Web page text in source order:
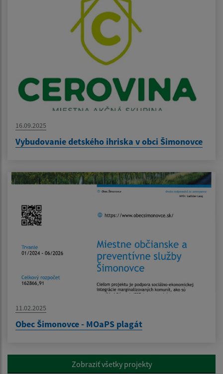
16.09.2025
Vybudovanie detského ihriska v obci Šimonovce
11.02.2025
Obec Šimonovce - MOaPS plagát
Zobraziť všetky projekty